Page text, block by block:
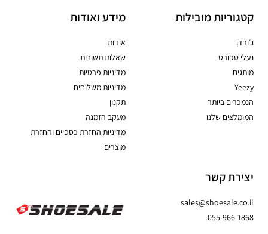
קטגוריות מובילות
ג׳ורדן
נעלי ספורט
מותגים
Yeezy
הנמכרים ביותר
המומלצים שלנו
מידע ואודות
אודות
שאלות תשובות
מדיניות פרטיות
מדיניות משלוחים
תקנון
מעקב הזמנה
מדיניות החזרת כספיים והחזרת
מוצרים
יצירת קשר
sales@shoesale.co.il
055-966-1868